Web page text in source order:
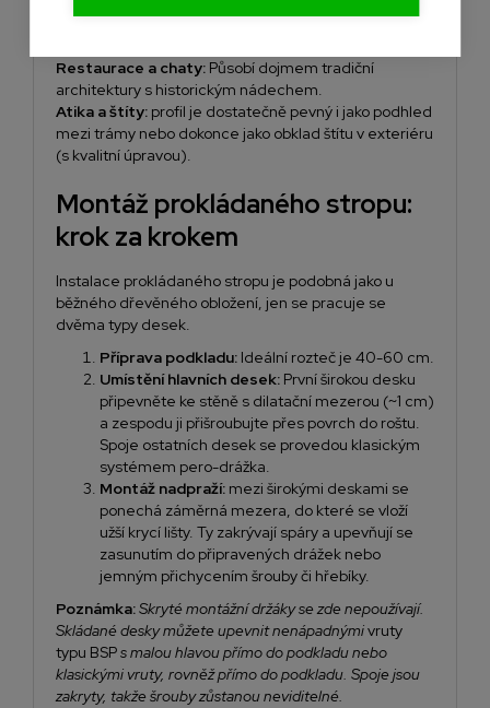
Restaurace a chaty: Působí dojmem tradiční
architektury s historickým nádechem.
Atika a štíty: profil je dostatečně pevný i jako podhled
mezi trámy nebo dokonce jako obklad štítu v exteriéru
(s kvalitní úpravou).
Montáž prokládaného stropu:
krok za krokem
Instalace prokládaného stropu je podobná jako u
běžného dřevěného obložení, jen se pracuje se
dvěma typy desek.
Příprava podkladu: Ideální rozteč je 40-60 cm.
Umístění hlavních desek: První širokou desku
připevněte ke stěně s dilatační mezerou (~1 cm)
a zespodu ji přišroubujte přes povrch do roštu.
Spoje ostatních desek se provedou klasickým
systémem pero-drážka.
Montáž nadpraží: mezi širokými deskami se
ponechá záměrná mezera, do které se vloží
užší krycí lišty. Ty zakrývají spáry a upevňují se
zasunutím do připravených drážek nebo
jemným přichycením šrouby či hřebíky.
Poznámka:Skryté montážní držáky se zde nepoužívají.
Skládané desky můžete upevnit nenápadnýmivruty
typu BSPs malou hlavou přímo do podkladu nebo
klasickými vruty, rovněž přímo do podkladu. Spoje jsou
zakryty, takže šrouby zůstanou neviditelné.